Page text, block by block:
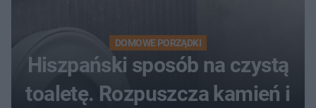
DOMOWE PORZĄDKI
Hiszpański sposób na czystą
toaletę. Rozpuszcza kamień i